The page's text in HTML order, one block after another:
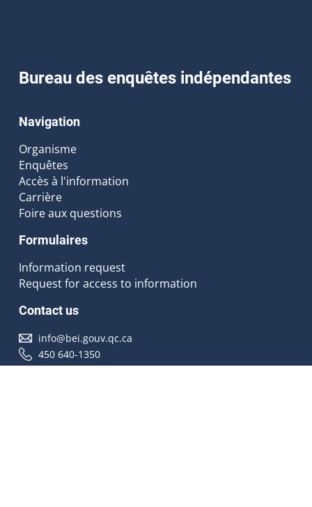
Bureau des enquêtes indépendantes
Navigation
Organisme
Enquêtes
Accès à l'information
Carrière
Foire aux questions
Formulaires
Information request
Request for access to information
Contact us
info@bei.gouv.qc.ca
450 640-1350